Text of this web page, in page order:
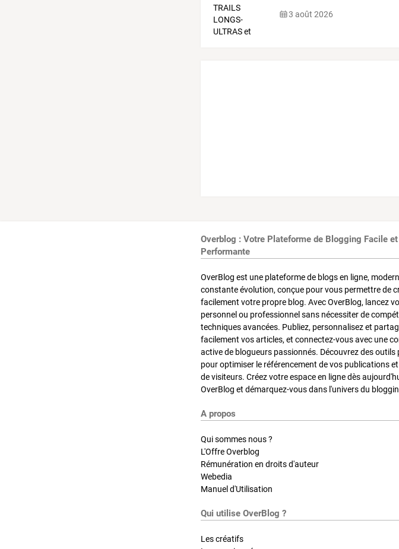
3 août 2026
Overblog : Votre Plateforme de Blogging Facile et
Performante
OverBlog est une plateforme de blogs en ligne,
constante évolution, conçue pour vous permettre de
facilement votre propre blog. Avec OverBlog, lancez
personnel ou professionnel sans nécessiter de
techniques avancées. Publiez, personnalisez et
facilement vos articles, et connectez-vous avec une
active de blogueurs passionnés. Découvrez des outils
pour optimiser le référencement de vos publications
de visiteurs. Créez votre espace en ligne dès
OverBlog et démarquez-vous dans l'univers du
A propos
Qui sommes nous ?
L'Offre Overblog
Rémunération en droits d'auteur
Webedia
Manuel d'Utilisation
Qui utilise OverBlog ?
Les créatifs